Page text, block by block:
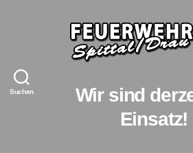
Suchen
Wir sind
Einsatz!